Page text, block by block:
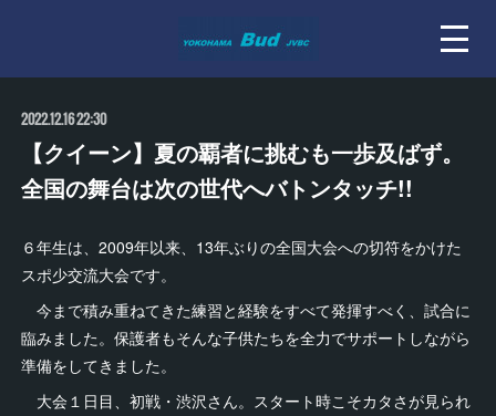
2022.12.16 22:30
【クイーン】夏の覇者に挑むも一歩及ばず。
全国の舞台は次の世代へバトンタッチ!!
６年生は、2009年以来、13年ぶりの全国大会への切符をかけた
スポ少交流大会です。
今まで積み重ねてきた練習と経験をすべて発揮すべく、試合に
臨みました。保護者もそんな子供たちを全力でサポートしながら
準備をしてきました。
大会１日目、初戦・渋沢さん。スタート時こそカタさが見られ